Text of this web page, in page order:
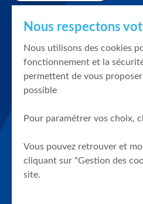
Nous respectons
Nous utilisons des cookies
fonctionnement et la
permettent de vous
possible
Pour paramétrer vos choix,
Vous pouvez retrouver et
cliquant sur "Gestion des
site.